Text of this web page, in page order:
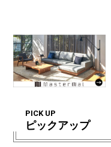
PICK UP
ピックアップ